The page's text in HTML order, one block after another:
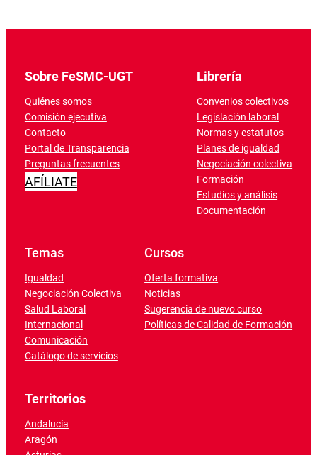
Sobre FeSMC-UGT
Quiénes somos
Comisión ejecutiva
Contacto
Portal de Transparencia
Preguntas frecuentes
AFÍLIATE
Librería
Convenios colectivos
Legislación laboral
Normas y estatutos
Planes de igualdad
Negociación colectiva
Formación
Estudios y análisis
Documentación
Temas
Igualdad
Negociación Colectiva
Salud Laboral
Internacional
Comunicación
Catálogo de servicios
Cursos
Oferta formativa
Noticias
Sugerencia de nuevo curso
Políticas de Calidad de Formación
Territorios
Andalucía
Aragón